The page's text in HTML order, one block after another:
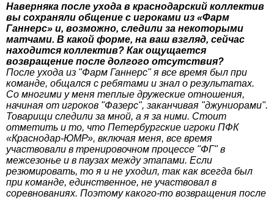
Наверняка после ухода в краснодарский коллектив
вы сохраняли общение с игроками из «Фарм
Ганнерс» и, возможно, следили за некоторыми
матчами. В какой форме, на ваш взгляд, сейчас
находится коллектив? Как ощущается
возвращение после долгого отсутствия?
После ухода из "Фарм Ганнерс" я все время был при
команде, общался с ребятами и знал о результатах.
Со многими у меня теплые дружеские отношения,
начиная от игроков "Фазерс", заканчивая "джуниорами".
Товарищи следили за мной, а я за ними. Стоит
отметить и то, что Петербургские игроки ПФК
«Краснодар-ЮМР», включая меня, все время
участвовали в тренировочном процессе "ФГ" в
межсезонье и в паузах между этапами. Если
резюмировать, то я и не уходил, так как всегда был
при команде, единственное, не участвовал в
соревнованиях. Поэтому какого-то возвращения после